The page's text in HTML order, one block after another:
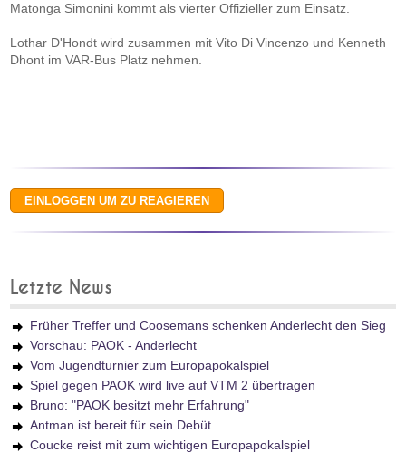
Matonga Simonini kommt als vierter Offizieller zum Einsatz.
Lothar D'Hondt wird zusammen mit Vito Di Vincenzo und Kenneth
Dhont im VAR-Bus Platz nehmen.
Letzte News
Früher Treffer und Coosemans schenken Anderlecht den Sieg
Vorschau: PAOK - Anderlecht
Vom Jugendturnier zum Europapokalspiel
Spiel gegen PAOK wird live auf VTM 2 übertragen
Bruno: "PAOK besitzt mehr Erfahrung"
Antman ist bereit für sein Debüt
Coucke reist mit zum wichtigen Europapokalspiel